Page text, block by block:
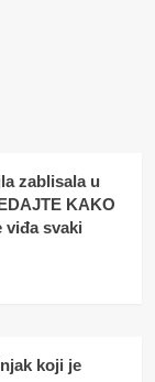
zablisala u
KAKO
viđa svaki
koji je